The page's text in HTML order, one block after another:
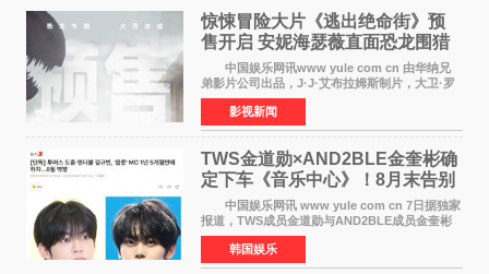
惊悚冒险大片《逃出绝命街》预
售开启 安妮海瑟薇直面恐龙围猎
中国娱乐网讯www yule com cn 由华纳兄
弟影片公司出品，J·J·艾布拉姆斯制片，大卫·罗
伯特·米切尔执导，好莱坞巨星安妮·海瑟薇和伊万
·麦克格雷格领衔主演的2026暑期惊悚冒险大片
《逃出绝
影视新闻
TWS金道勋×AND2BLE金奎彬确
定下车《音乐中心》！8月末告别
MC席位
中国娱乐网讯 www yule com cn 7日据独家
报道，TWS成员金道勋与AND2BLE成员金奎彬
将于8月离开《音乐中心》MC的位置。 金道
勋与金奎彬于去年3月与H2H A-NA一起被选为
《音乐中心》MC，约1
韩国娱乐